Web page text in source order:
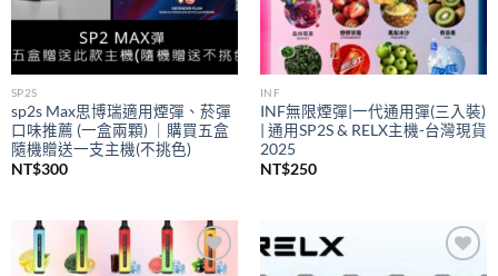
SP2S
sp2s Max思博瑞適用煙彈、菸彈
口味推薦 (一盒兩顆) ｜購買五盒
隨機贈送一支主機(不挑色)
NT$300
INF
INF無限煙彈|一代通用彈(三入裝)
| 通用SP2S & RELX主機-台灣現貨
2025
NT$250